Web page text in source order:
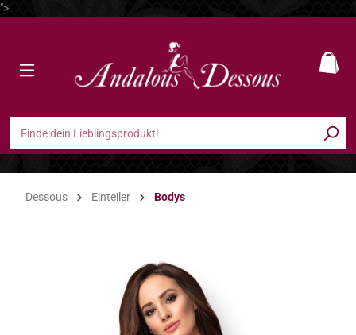
">
Dessous Einteiler Bodys